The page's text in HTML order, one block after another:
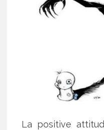
La positive